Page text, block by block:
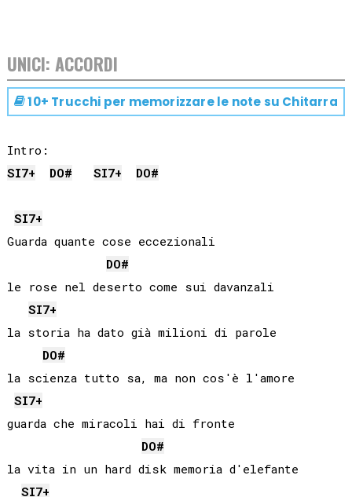
UNICI: ACCORDI
10+ Trucchi per memorizzare le note su Chitarra
SI7+ DO# SI7+ DO#
SI7+
Guarda quante cose eccezionali
DO#
le rose nel deserto come sui davanzali
SI7+
la storia ha dato già milioni di parole
DO#
la scienza tutto sa, ma non cos'è l'amore
SI7+
guarda che miracoli hai di fronte
DO#
la vita in un hard disk memoria d'elefante
SI7+